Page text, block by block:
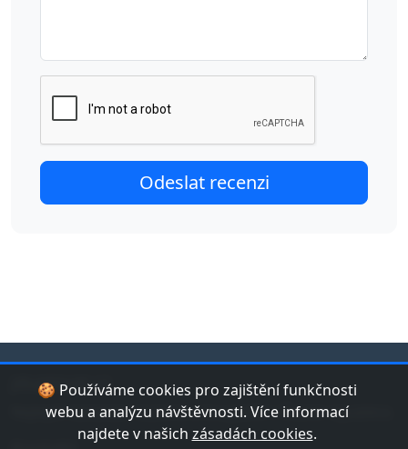
🍪 Používáme cookies pro zajištění funkčnosti
webu a analýzu návštěvnosti. Více informací
najdete v našich zásadách cookies.
jduplavat.cz
Nejlepší databáze bazénů a koupališť v České republice.